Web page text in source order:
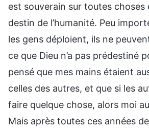
est souverain sur toutes
destin de l’humanité. Peu
les gens déploient, ils ne
ce que Dieu n’a pas prédestiné
pensé que mes mains étaient
celles des autres, et que si les
faire quelque chose, alors moi
Mais après toutes ces années